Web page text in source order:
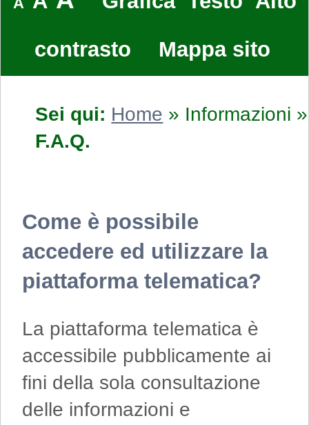
contrasto
Mappa sito
Sei qui: Home » Informazioni »
F.A.Q.
Come è possibile
accedere ed utilizzare la
piattaforma telematica?
La piattaforma telematica è
accessibile pubblicamente ai
fini della sola consultazione
delle informazioni e